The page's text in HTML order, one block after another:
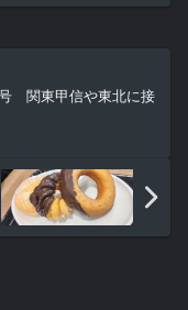
関東甲信や東北に接